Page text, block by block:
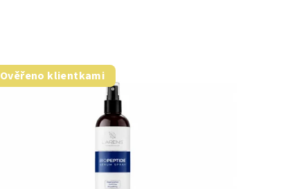
Ověřeno klientkami